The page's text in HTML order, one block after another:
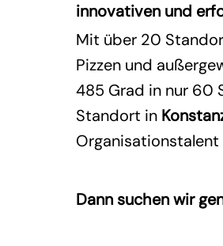
innovativen und
Mit über 20
Pizzen und
485 Grad in nur 60
Standort in
Dann suchen wir